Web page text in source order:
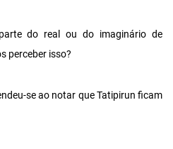
do real ou do imaginário de
perceber isso?
se ao notar que Tatipirun ficam